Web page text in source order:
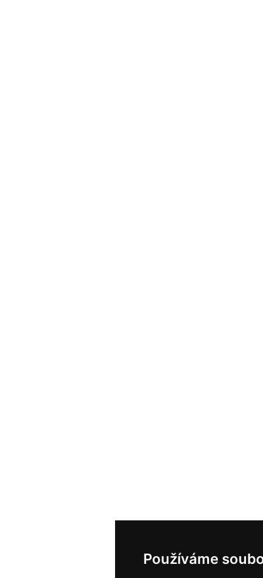
Používáme